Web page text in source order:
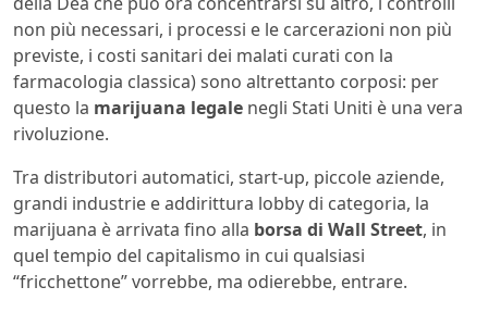
non più necessari, i processi e le carcerazioni non più
previste, i costi sanitari dei malati curati con la
farmacologia classica) sono altrettanto corposi: per
questo la marijuana legale negli Stati Uniti è una vera
rivoluzione.
Tra distributori automatici, start-up, piccole aziende,
grandi industrie e addirittura lobby di categoria, la
marijuana è arrivata fino alla borsa di Wall Street, in
quel tempio del capitalismo in cui qualsiasi
“fricchettone” vorrebbe, ma odierebbe, entrare.